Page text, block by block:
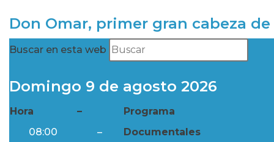
Don Omar, primer gran cabeza
Buscar en esta web
Domingo 9 de agosto 2026
Hora –
Programa
08:00
–
Documentales